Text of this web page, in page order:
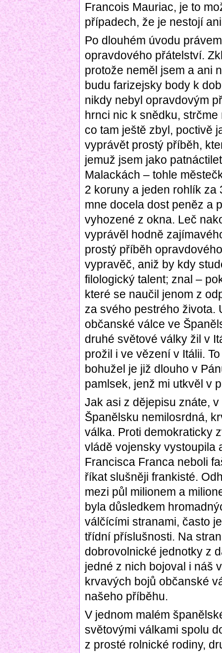
Francois Mauriac, je to
případech, že je nestojí
Po dlouhém úvodu
opravdového přátelství.
protože neměl jsem a ani
budu farizejsky body k
nikdy nebyl opravdovým
hrnci nic k snědku,
co tam ještě zbyl, poctivě
vyprávět prostý příběh,
jemuž jsem jako
Malackách – tohle
2 koruny a jeden rohlík za
mne docela dost peněz a
vyhozené z okna. Leč
vyprávěl hodně
prostý příběh
vypravěč, aniž by kdy
filologický talent; znal –
které se naučil jenom z
za svého pestrého života.
občanské válce ve
druhé světové války žil v
prožil i ve vězení v Itálii.
bohužel je již dlouho v
pamlsek, jenž mi utkvěl v
Jak asi z dějepisu znáte,
Španělsku nemilosrdná,
válka. Proti demokraticky
vládě vojensky vystoupila
Francisca Franca neboli
říkat slušněji frankisté.
mezi půl milionem a
byla důsledkem
válčícími stranami, často
třídní příslušnosti. Na
dobrovolnické jednotky z
jedné z nich bojoval i náš
krvavých bojů občanské
našeho příběhu.
V jednom malém
světovými válkami spolu
z prosté rolnické rodiny,